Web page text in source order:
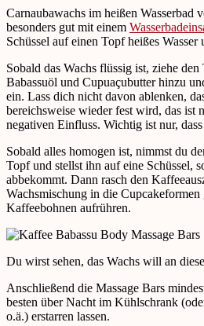
Carnaubawachs im heißen Wasserbad
besonders gut mit einem
Schüssel auf einen Topf heißes
Sobald das Wachs flüssig ist, ziehe
Babassuöl und Cupuaçubutter hinzu
ein. Lass dich nicht davon ablenken,
bereichsweise wieder fest wird, das ist
negativen Einfluss. Wichtig ist nur,
Sobald alles homogen ist, nimmst du
Topf und stellst ihn auf eine Schüssel,
abbekommt. Dann rasch den
Wachsmischung in die
Kaffeebohnen aufrühren.
Du wirst sehen, das Wachs will an
Anschließend die Massage Bars
besten über Nacht im Kühlschrank
o.ä.) erstarren lassen.